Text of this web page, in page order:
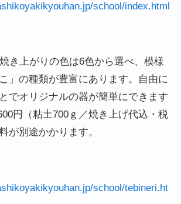
school/index.html
き上がりの色は6色から選べ、模様
」の種類が豊富にあります。自由に
でオリジナルの器が簡単にできます
円（粘土700ｇ／焼き上げ代込・税
が別途かかります。
school/tebineri.ht